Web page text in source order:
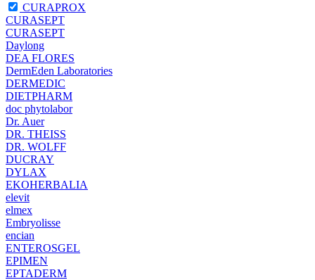
CURAPROX
CURASEPT
CURASEPT
Daylong
DEA FLORES
DermEden Laboratories
DERMEDIC
DIETPHARM
doc phytolabor
Dr. Auer
DR. THEISS
DR. WOLFF
DUCRAY
DYLAX
EKOHERBALIA
elevit
elmex
Embryolisse
encian
ENTEROSGEL
EPIMEN
EPTADERM